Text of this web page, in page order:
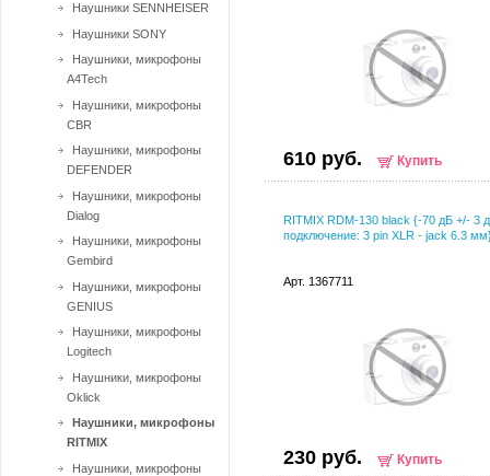
610 руб. Купить
RITMIX RDM-130 black {-70 дБ +/- 3
подключение: 3 pin XLR - jack 6.3
Арт. 1367711
230 руб. Купить
Наушники SENNHEISER
Наушники SONY
Наушники, микрофоны
A4Tech
Наушники, микрофоны
CBR
Наушники, микрофоны
DEFENDER
Наушники, микрофоны
Dialog
Наушники, микрофоны
Gembird
Наушники, микрофоны
GENIUS
Наушники, микрофоны
Logitech
Наушники, микрофоны
Oklick
Наушники, микрофоны
RITMIX
Наушники, микрофоны